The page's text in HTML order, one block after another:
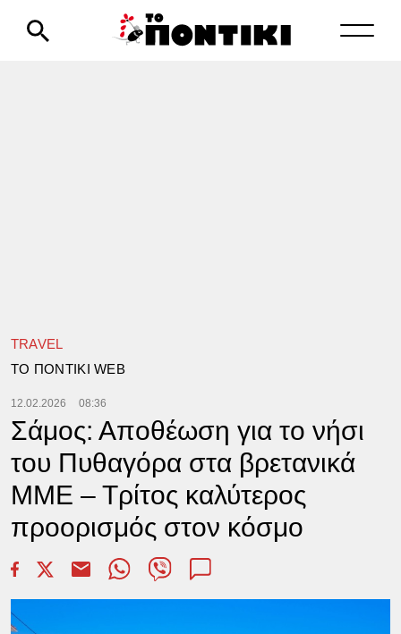
TRAVEL
TΟ ΠΟΝΤΙΚΙ WEB
12.02.2026 08:36
Σάμος: Αποθέωση για το νήσι
του Πυθαγόρα στα βρετανικά
ΜΜΕ – Τρίτος καλύτερος
προορισμός στον κόσμο